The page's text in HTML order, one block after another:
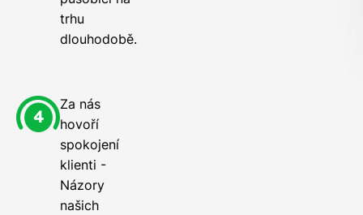
trhu
dlouhodobě.
Za nás
hovoří
spokojení
klienti -
Názory
našich